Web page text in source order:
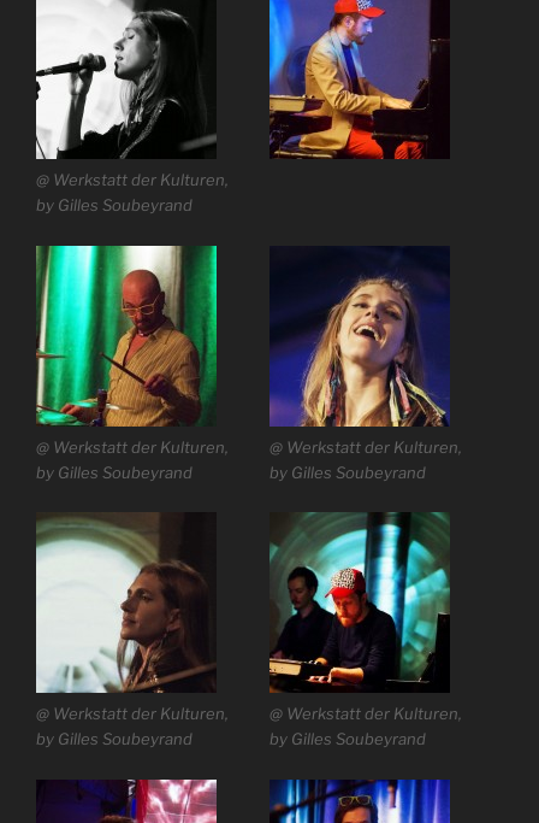
@ Werkstatt der Kulturen,
by Gilles Soubeyrand
@ Werkstatt der Kulturen,
by Gilles Soubeyrand
@ Werkstatt der Kulturen,
by Gilles Soubeyrand
@ Werkstatt der Kulturen,
by Gilles Soubeyrand
@ Werkstatt der Kulturen,
by Gilles Soubeyrand